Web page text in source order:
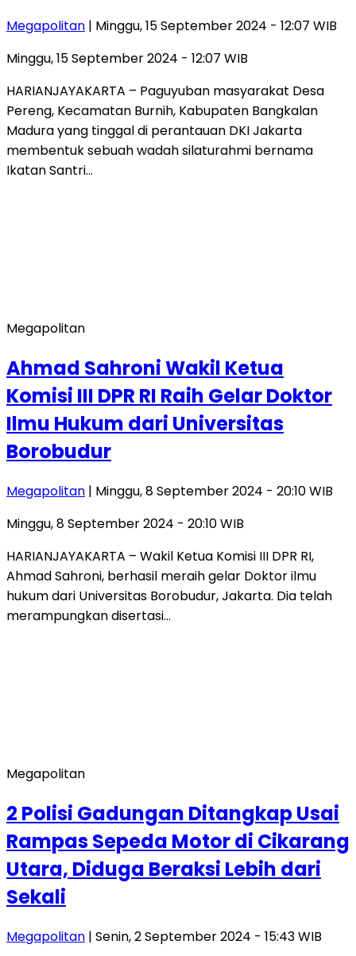
Megapolitan | Minggu, 15 September 2024 - 12:07 WIB
Minggu, 15 September 2024 - 12:07 WIB
HARIANJAYAKARTA – Paguyuban masyarakat Desa
Pereng, Kecamatan Burnih, Kabupaten Bangkalan
Madura yang tinggal di perantauan DKI Jakarta
membentuk sebuah wadah silaturahmi bernama
Ikatan Santri…
Megapolitan
Ahmad Sahroni Wakil Ketua
Komisi III DPR RI Raih Gelar Doktor
Ilmu Hukum dari Universitas
Borobudur
Megapolitan | Minggu, 8 September 2024 - 20:10 WIB
Minggu, 8 September 2024 - 20:10 WIB
HARIANJAYAKARTA – Wakil Ketua Komisi III DPR RI,
Ahmad Sahroni, berhasil meraih gelar Doktor ilmu
hukum dari Universitas Borobudur, Jakarta. Dia telah
merampungkan disertasi…
Megapolitan
2 Polisi Gadungan Ditangkap Usai
Rampas Sepeda Motor di Cikarang
Utara, Diduga Beraksi Lebih dari
Sekali
Megapolitan | Senin, 2 September 2024 - 15:43 WIB